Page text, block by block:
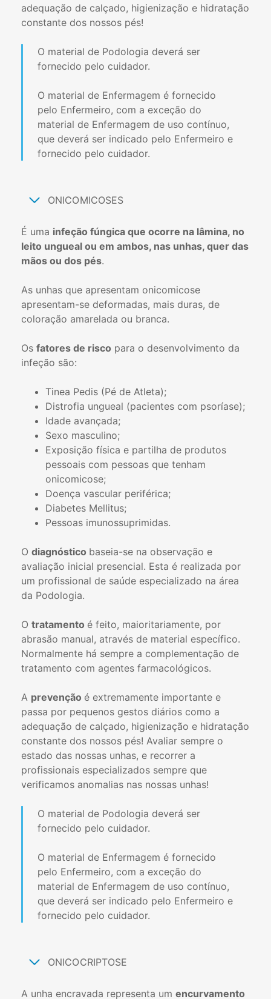
adequação de calçado, higienização e hidratação
constante dos nossos pés!
O material de Podologia deverá ser
fornecido pelo cuidador.
O material de Enfermagem é fornecido
pelo Enfermeiro, com a exceção do
material de Enfermagem de uso contínuo,
que deverá ser indicado pelo Enfermeiro e
fornecido pelo cuidador.
ONICOMICOSES
É uma infeção fúngica que ocorre na lâmina, no
leito ungueal ou em ambos, nas unhas, quer das
mãos ou dos pés.
As unhas que apresentam onicomicose
apresentam-se deformadas, mais duras, de
coloração amarelada ou branca.
Os fatores de risco para o desenvolvimento da
infeção são:
Tinea Pedis (Pé de Atleta);
Distrofia ungueal (pacientes com psoríase);
Idade avançada;
Sexo masculino;
Exposição física e partilha de produtos
pessoais com pessoas que tenham
onicomicose;
Doença vascular periférica;
Diabetes Mellitus;
Pessoas imunossuprimidas.
O diagnóstico baseia-se na observação e
avaliação inicial presencial. Esta é realizada por
um profissional de saúde especializado na área
da Podologia.
O tratamento é feito, maioritariamente, por
abrasão manual, através de material específico.
Normalmente há sempre a complementação de
tratamento com agentes farmacológicos.
A prevenção é extremamente importante e
passa por pequenos gestos diários como a
adequação de calçado, higienização e hidratação
constante dos nossos pés! Avaliar sempre o
estado das nossas unhas, e recorrer a
profissionais especializados sempre que
verificamos anomalias nas nossas unhas!
O material de Podologia deverá ser
fornecido pelo cuidador.
O material de Enfermagem é fornecido
pelo Enfermeiro, com a exceção do
material de Enfermagem de uso contínuo,
que deverá ser indicado pelo Enfermeiro e
fornecido pelo cuidador.
ONICOCRIPTOSE
A unha encravada representa um encurvamento